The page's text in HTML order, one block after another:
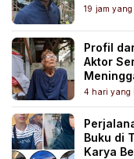
19 jam
Profil
Aktor
4 hari yang
Buku di
Karya